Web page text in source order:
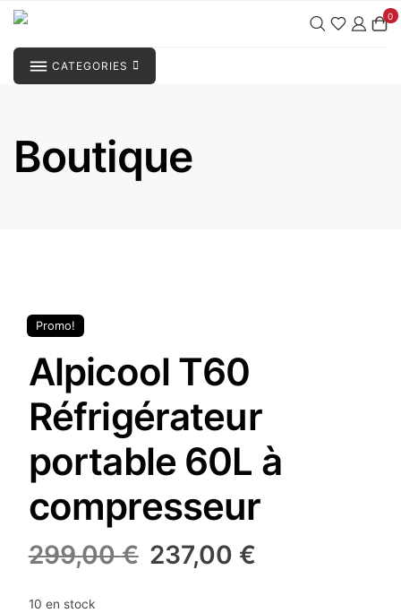
Aller
contenu
0
CATEGORIES
Boutique
Promo!
Alpicool T60
Réfrigérateur
portable 60L à
compresseur
299,00€ Le
237,00 €
10 en stock